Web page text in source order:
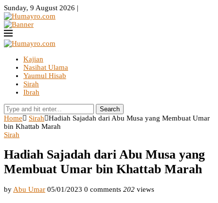
Sunday, 9 August 2026 |
Kajian
Nasihat Ulama
Yaumul Hisab
Sirah
Ibrah
Search
Home Sirah
Hadiah Sajadah dari Abu Musa yang Membuat Umar
bin Khattab Marah
Sirah
Hadiah Sajadah dari Abu Musa yang
Membuat Umar bin Khattab Marah
by Abu Umar 05/01/2023 0 comments 202 views